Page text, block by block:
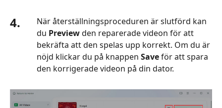
4.
När återställningsproceduren är slutförd kan
du Previewden reparerade videon för att
bekräfta att den spelas upp korrekt. Om du är
nöjd klickar du på knappen Saveför att spara
den korrigerade videon på din dator.